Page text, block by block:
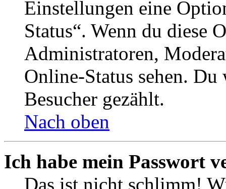
Einstellungen eine
Status“. Wenn du diese
Administratoren,
Online-Status sehen.
Besucher gezählt.
Nach oben
Ich habe mein Passwort
Das ist nicht schlimm!